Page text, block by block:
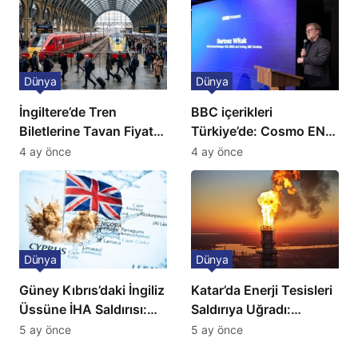
İngiltere’de Tren
Biletlerine Tavan Fiyat:
Ulaşımda Yeni
Düzenleme
Dünya
4 ay önce
BBC içerikleri
Türkiye’de: Cosmo EN
ve BBC Player yayında
Dünya
4 ay önce
Güney Kıbrıs’daki İngiliz
Üssüne İHA Saldırısı:
Patlama, Sirenler ve
Dünya
5 ay önce
Katar’da Enerji Tesisleri
Saldırıya Uğradı:
Avrupa’da Doğalgaz
Dünya
5 ay önce